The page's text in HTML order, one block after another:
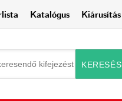
Katalógus Kiárusítás
KERESÉS